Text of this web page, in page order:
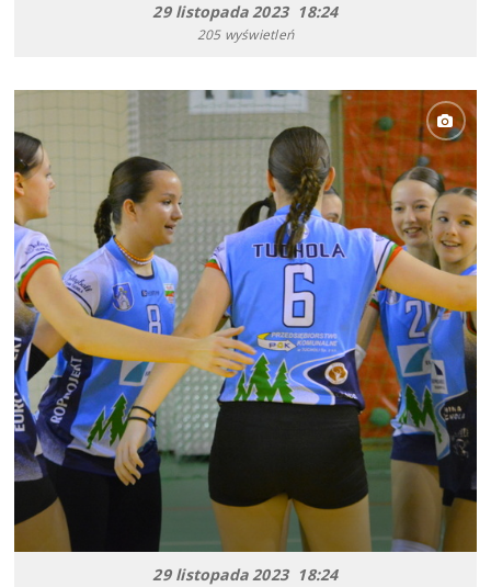
29 listopada 2023 18:24
205 wyświetleń
29 listopada 2023 18:24